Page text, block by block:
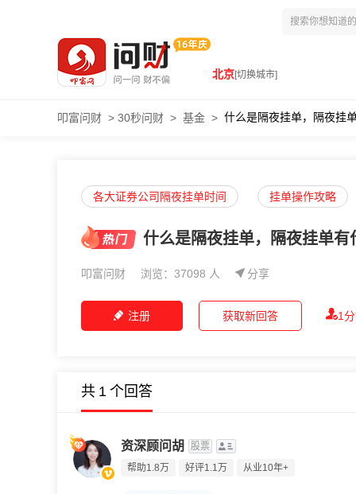
北京[切换城市]
叩富问财 > 30秒问财 > 基金 > 什么是隔夜挂单，隔夜挂
各大证券公司隔夜挂单时间 挂单操作攻略
什么是隔夜挂单，隔夜挂单有
叩富问财 浏览：37098 人 分享
注册 1
获取新回答
共 1 个回答
资深顾问胡
股票
帮助1.8万
好评1.1万 从业10年+